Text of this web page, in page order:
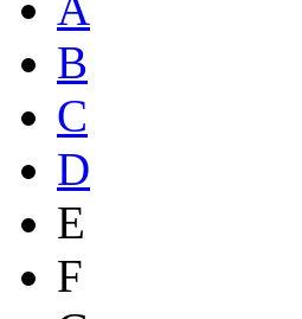
B
C
D
E
F